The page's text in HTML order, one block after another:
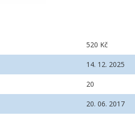
520 Kč
14. 12. 2025
20
20. 06. 2017